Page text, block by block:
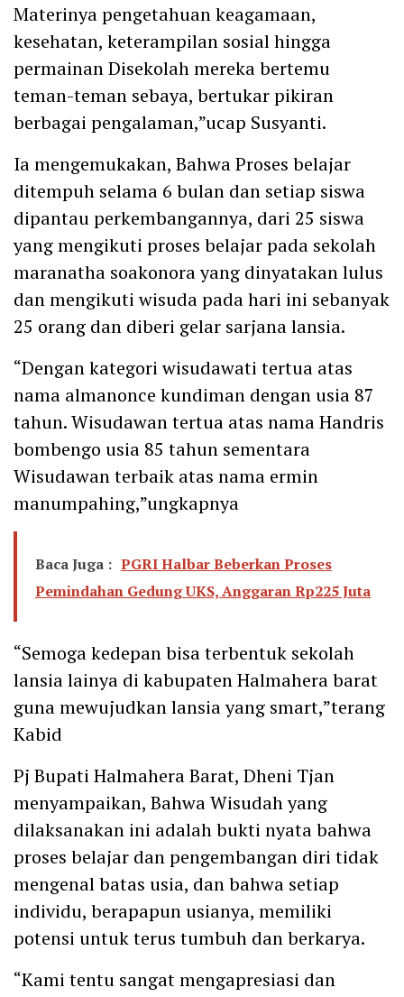
Materinya pengetahuan keagamaan,
kesehatan, keterampilan sosial hingga
permainan Disekolah mereka bertemu
teman-teman sebaya, bertukar pikiran
berbagai pengalaman,”ucap Susyanti.
Ia mengemukakan, Bahwa Proses belajar
ditempuh selama 6 bulan dan setiap siswa
dipantau perkembangannya, dari 25 siswa
yang mengikuti proses belajar pada sekolah
maranatha soakonora yang dinyatakan lulus
dan mengikuti wisuda pada hari ini sebanyak
25 orang dan diberi gelar sarjana lansia.
“Dengan kategori wisudawati tertua atas
nama almanonce kundiman dengan usia 87
tahun. Wisudawan tertua atas nama Handris
bombengo usia 85 tahun sementara
Wisudawan terbaik atas nama ermin
manumpahing,”ungkapnya
Baca Juga : PGRI Halbar Beberkan Proses
Pemindahan Gedung UKS, Anggaran Rp225 Juta
“Semoga kedepan bisa terbentuk sekolah
lansia lainya di kabupaten Halmahera barat
guna mewujudkan lansia yang smart,”terang
Kabid
Pj Bupati Halmahera Barat, Dheni Tjan
menyampaikan, Bahwa Wisudah yang
dilaksanakan ini adalah bukti nyata bahwa
proses belajar dan pengembangan diri tidak
mengenal batas usia, dan bahwa setiap
individu, berapapun usianya, memiliki
potensi untuk terus tumbuh dan berkarya.
“Kami tentu sangat mengapresiasi dan